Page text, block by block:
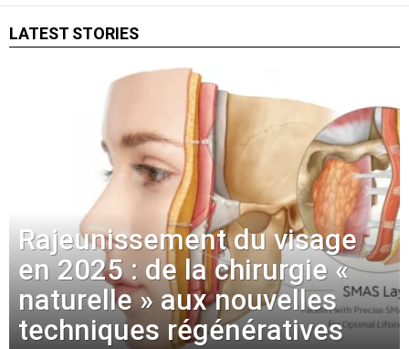
LATEST STORIES
Rajeunissement du visage
en 2025 : de la chirurgie «
naturelle » aux nouvelles
techniques régénératives